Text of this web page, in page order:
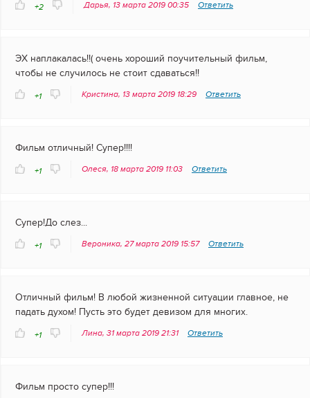
+2 Дарья, 13 марта 2019 00:35 Ответить
ЭХ наплакалась!!( очень хороший поучительный фильм,
чтобы не случилось не стоит сдаваться!!
+1 Кристина, 13 марта 2019 18:29 Ответить
Фильм отличный! Супер!!!!
+1 Олеся, 18 марта 2019 11:03 Ответить
Супер!До слез...
+1 Вероника, 27 марта 2019 15:57 Ответить
Отличный фильм! В любой жизненной ситуации главное, не
падать духом! Пусть это будет девизом для многих.
+1 Лина, 31 марта 2019 21:31 Ответить
Фильм просто супер!!!